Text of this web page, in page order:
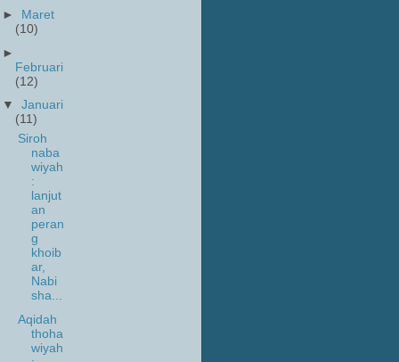
►
Maret
(10)
►
Februari
(12)
▼Januari
(11)
Siroh
naba
wiyah
:
lanjut
an
peran
g
khoib
ar,
Nabi
sha...
Aqidah
thoha
wiyah